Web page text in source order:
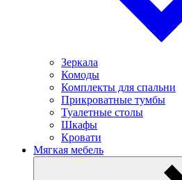
Зеркала
Комоды
Комплекты для спальни
Прикроватные тумбы
Туалетные столы
Шкафы
Кровати
Мягкая мебель